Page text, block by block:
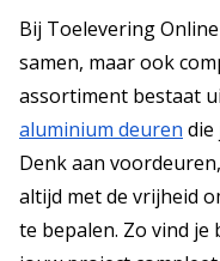
Bij Toelevering
samen, maar ook
assortiment bestaat
aluminium deuren die
Denk aan
altijd met de vrijheid
te bepalen. Zo vind je